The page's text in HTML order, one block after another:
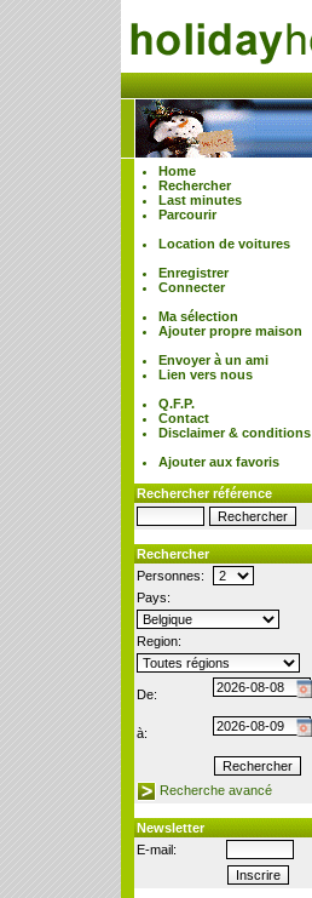
Home
Rechercher
Last minutes
Parcourir
Location de voitures
Enregistrer
Connecter
Ma sélection
Ajouter propre maison
Envoyer à un ami
Lien vers nous
Q.F.P.
Contact
Disclaimer & conditions
Ajouter aux favoris
Rechercher référence
Rechercher
Personnes:
Pays:
Region:
De:
à:
Recherche avancé
Newsletter
E-mail: